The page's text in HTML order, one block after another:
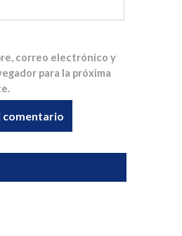
correo electrónico y
para la próxima